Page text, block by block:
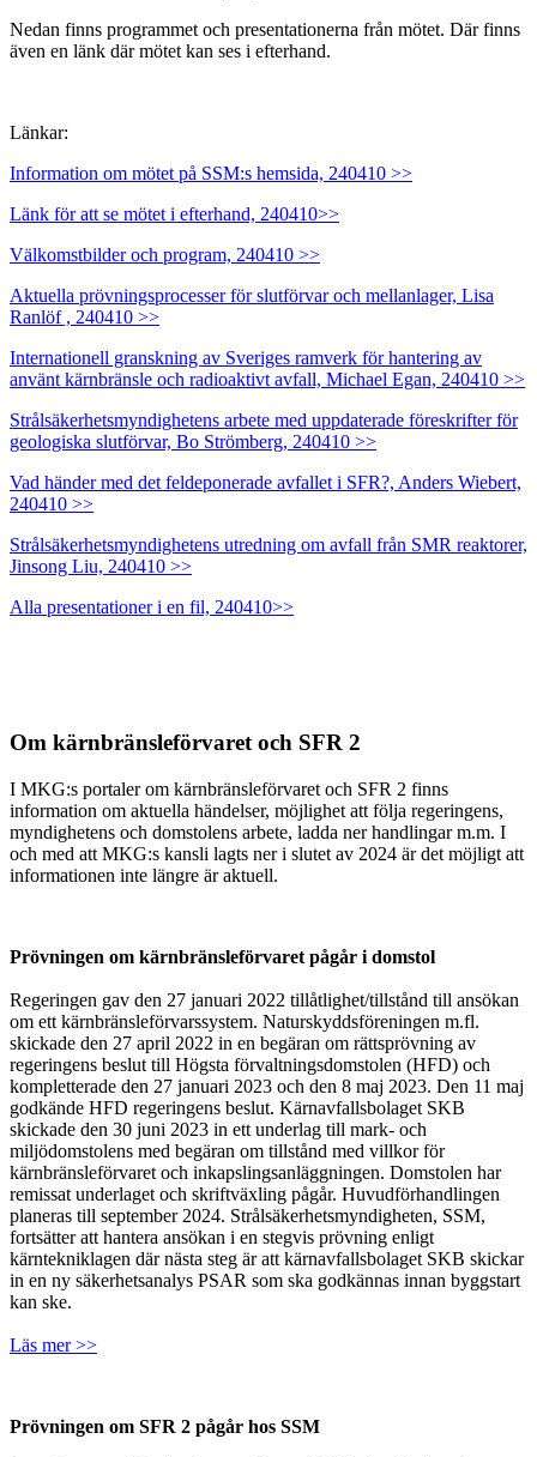
Nedan finns programmet och presentationerna från mötet. Där finns
även en länk där mötet kan ses i efterhand.
Länkar:
Information om mötet på SSM:s hemsida, 240410 >>
Länk för att se mötet i efterhand, 240410>>
Välkomstbilder och program, 240410 >>
Aktuella prövningsprocesser för slutförvar och mellanlager, Lisa
Ranlöf , 240410 >>
Internationell granskning av Sveriges ramverk för hantering av
använt kärnbränsle och radioaktivt avfall, Michael Egan, 240410 >>
Strålsäkerhetsmyndighetens arbete med uppdaterade föreskrifter för
geologiska slutförvar, Bo Strömberg, 240410 >>
Vad händer med det feldeponerade avfallet i SFR?, Anders Wiebert,
240410 >>
Strålsäkerhetsmyndighetens utredning om avfall från SMR reaktorer,
Jinsong Liu, 240410 >>
Alla presentationer i en fil, 240410>>
Om kärnbränsleförvaret och SFR 2
I MKG:s portaler om kärnbränsleförvaret och SFR 2 finns
information om aktuella händelser, möjlighet att följa regeringens,
myndighetens och domstolens arbete, ladda ner handlingar m.m. I
och med att MKG:s kansli lagts ner i slutet av 2024 är det möjligt att
informationen inte längre är aktuell.
Prövningen om kärnbränsleförvaret pågår i domstol
Regeringen gav den 27 januari 2022 tillåtlighet/tillstånd till ansökan
om ett kärnbränsleförvarssystem. Naturskyddsföreningen m.fl.
skickade den 27 april 2022 in en begäran om rättsprövning av
regeringens beslut till Högsta förvaltningsdomstolen (HFD) och
kompletterade den 27 januari 2023 och den 8 maj 2023. Den 11 maj
godkände HFD regeringens beslut. Kärnavfallsbolaget SKB
skickade den 30 juni 2023 in ett underlag till mark- och
miljödomstolens med begäran om tillstånd med villkor för
kärnbränsleförvaret och inkapslingsanläggningen. Domstolen har
remissat underlaget och skriftväxling pågår. Huvudförhandlingen
planeras till september 2024. Strålsäkerhetsmyndigheten, SSM,
fortsätter att hantera ansökan i en stegvis prövning enligt
kärntekniklagen där nästa steg är att kärnavfallsbolaget SKB skickar
in en ny säkerhetsanalys PSAR som ska godkännas innan byggstart
kan ske.
Läs mer >>
Prövningen om SFR 2 pågår hos SSM